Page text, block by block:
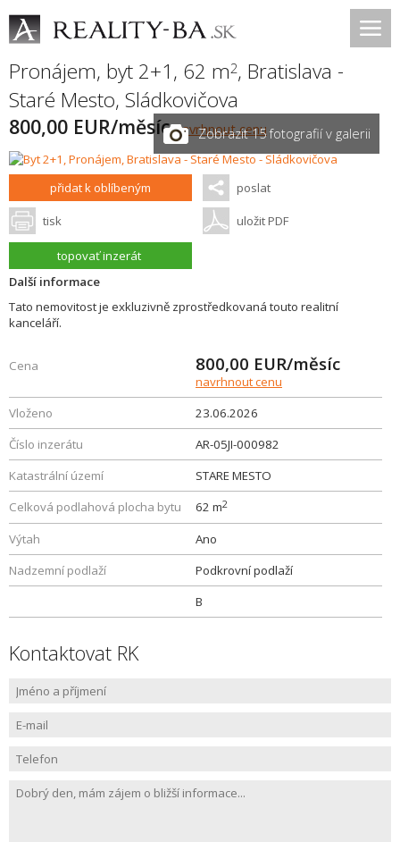
Pronájem, byt 2+1, 62 m2, Bratislava -
Staré Mesto, Sládkovičova
800,00 EUR/měsícnavrhnout cenu
Zobrazit 15 fotografií v galerii
přidat k oblíbeným poslat
tisk uložit PDF
topovať inzerát
Další informace
Tato nemovitost je exkluzivně zprostředkovaná touto realitní
kanceláří.
Cena 800,00 EUR/měsíc
navrhnout cenu
Vloženo
23.06.2026
Číslo inzerátu
AR-05JI-000982
Katastrální území
STARE MESTO
Celková podlahová plocha bytu
62 m2
Výtah
Ano
Nadzemní podlaží
Podkrovní podlaží
B
Kontaktovat RK